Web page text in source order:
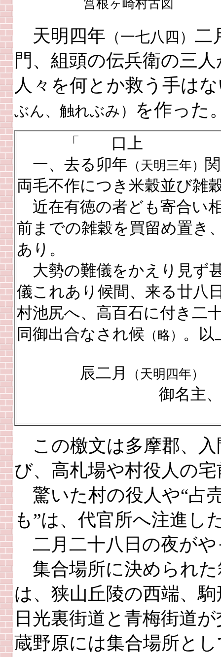
筥根ヶ崎村古図
天明四年 （一七八四） 二
門、組頭の伝兵衛の三
人々を何とか救う手は
ぶん、触れぶみ） を作った
「 口上
一、去る卯年 （天明三年）
両毛不作につき米穀並び雑
近在有徳の者ども寄合い
前までの雑穀を買留め置き
あり。
大勢の難儀をかえり見ず
儀これあり候間、来る廿八
村池尻へ、高百石に付き二
同御出合なされ候 （略） 。以
辰二月 （天明四年）
御名主、御年
この檄文は多摩郡、入
び、高札場や村役人の
驚いた村の役人や“占
も”は、代官所へ注進し
二月二十八日の夜がや
集合場所に決められた
は、狭山丘陵の西端、
日光裏街道と青梅街道
蔵野原には集合場所と